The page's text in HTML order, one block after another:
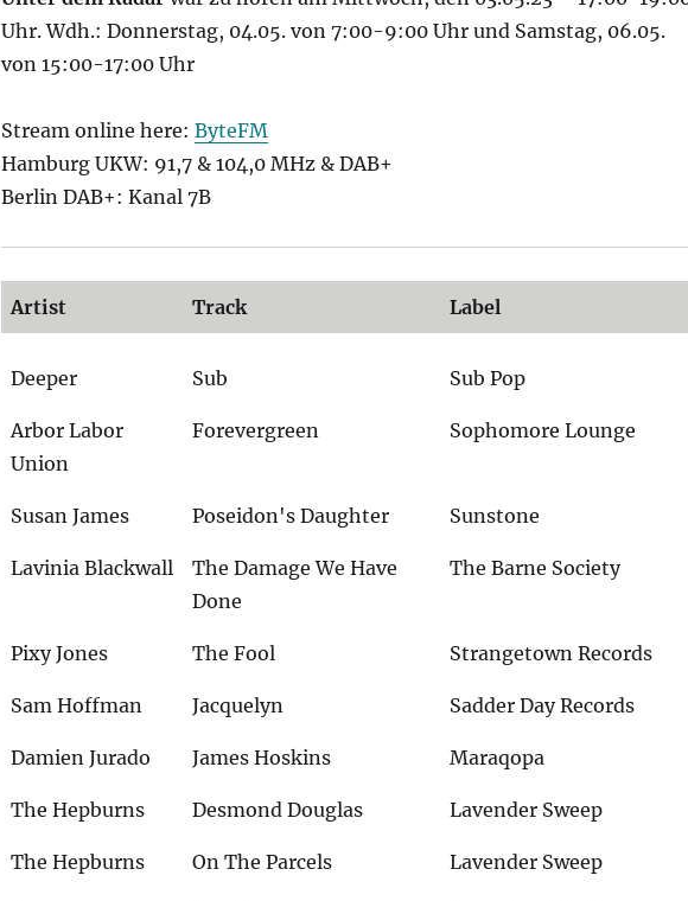
Uhr. Wdh.: Donnerstag, 04.05. von 7:00-9:00 Uhr und Samstag, 06.05.
von 15:00-17:00 Uhr
Stream online here: ByteFM
Hamburg UKW: 91,7 & 104,0 MHz & DAB+
Berlin DAB+: Kanal 7B
Artist Track Label
Deeper Sub Sub Pop
Arbor Labor
Union
Forevergreen Sophomore Lounge
Susan James Poseidon's Daughter Sunstone
Lavinia Blackwall
The Damage We Have
Done
The Barne Society
Pixy Jones The Fool Strangetown Records
Sam Hoffman Jacquelyn Sadder Day Records
Damien Jurado James Hoskins Maraqopa
The Hepburns Desmond Douglas Lavender Sweep
The Hepburns On The Parcels Lavender Sweep